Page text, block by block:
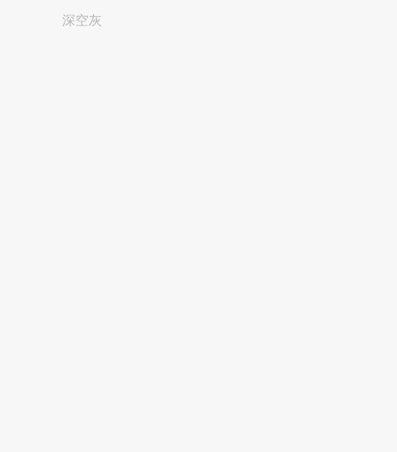
深空灰